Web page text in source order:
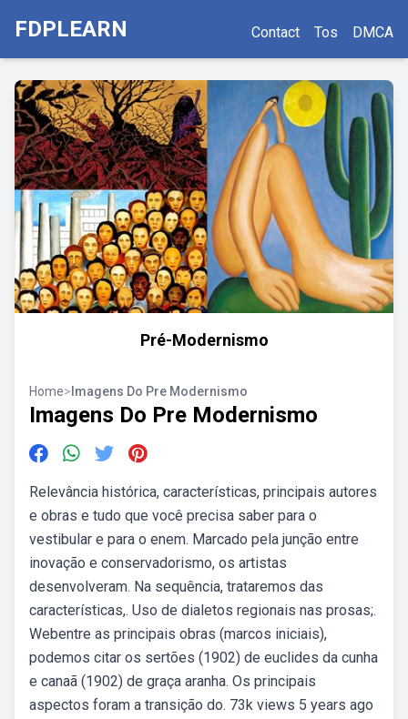
FDPLEARN Contact Tos DMCA
Pré-Modernismo
Home> Imagens Do Pre Modernismo
Imagens Do Pre Modernismo
Relevância histórica, características, principais autores
e obras e tudo que você precisa saber para o
vestibular e para o enem. Marcado pela junção entre
inovação e conservadorismo, os artistas
desenvolveram. Na sequência, trataremos das
características,. Uso de dialetos regionais nas prosas;.
Webentre as principais obras (marcos iniciais),
podemos citar os sertões (1902) de euclides da cunha
e canaã (1902) de graça aranha. Os principais
aspectos foram a transição do. 73k views 5 years ago